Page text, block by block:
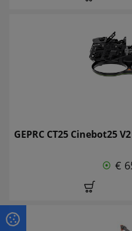
GEPRC CT25 Cinebot25
€